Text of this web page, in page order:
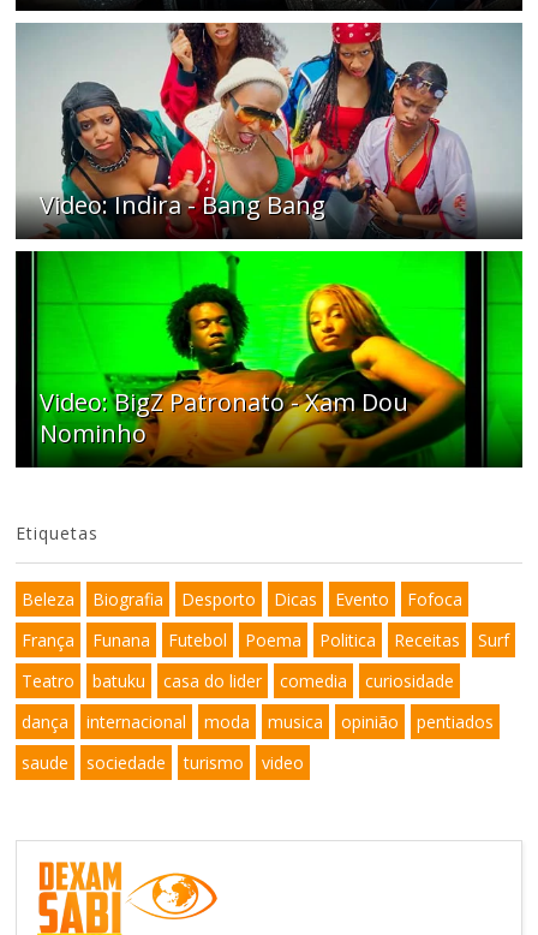
Video: Indira - Bang Bang
Video: BigZ Patronato - Xam Dou
Nominho
Etiquetas
Beleza Biografia Desporto Dicas Evento
Fofoca
França
Funana Futebol Poema Politica Receitas
Surf
Teatro
batuku casa do lider comedia
curiosidade
dança
internacional moda musica opinião
pentiados
saude
sociedade turismo video